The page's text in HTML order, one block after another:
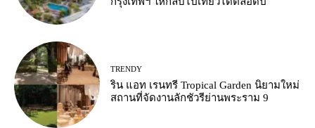
TRENDY
ริน แอท เรนทรี Tropical Garden นิยามใหม่
สถานที่จัดงานลักชัวรีย่านพระราม 9